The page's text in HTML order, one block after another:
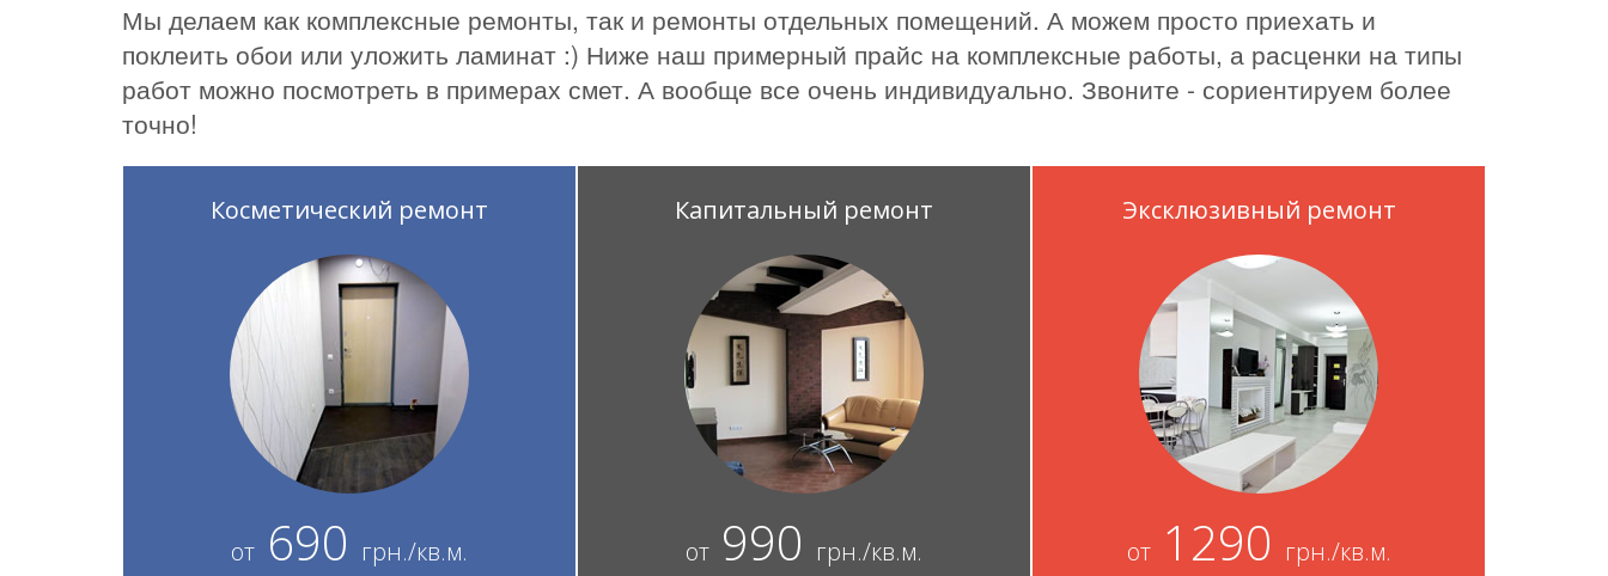
Мы делаем как комплексные ремонты, так и ремонты отдельных помещений. А можем просто приехать и
поклеить обои или уложить ламинат :) Ниже наш примерный прайс на комплексные работы, а расценки на типы
работ можно посмотреть в примерах смет. А вообще все очень индивидуально. Звоните - сориентируем более
точно!
Косметический ремонт
от 690 грн./кв.м.
Капитальный ремонт
от 990 грн./кв.м.
Эксклюзивный ремонт
от1290 грн./кв.м.